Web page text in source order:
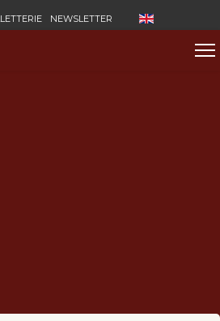
NEWSLETTER Sélectionnez